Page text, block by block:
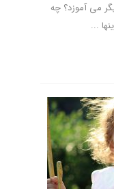
می آموزد؟ چه
...